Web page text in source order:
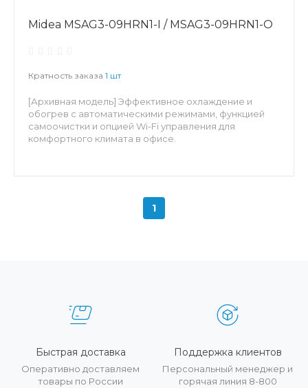
Midea MSAG3-09HRN1-I / MSAG3-09HRN1-O
Кратность заказа 1 шт
[Архивная модель] Эффективное охлаждение и
обогрев с автоматическими режимами, функцией
самоочистки и опцией Wi-Fi управления для
комфортного климата в офисе.
1
Быстрая доставка
Оперативно доставляем
товары по России
Поддержка клиентов
Персональный менеджер и
горячая линия 8-800